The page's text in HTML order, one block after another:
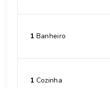
1 Banheiro
1 Cozinha